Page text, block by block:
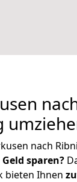
nach
sparen?
bieten Ihnen